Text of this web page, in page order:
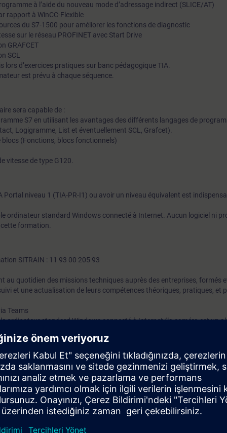
60% PratiqueParticipants max8Evaluation
acquisOuiEligible CPF ⓘNonCertificationVoir
FAPFormation à distanceModalités
à l’aide du nouveau mode d’adressage indirect (SLICE/AT)
rapport à WinCC-Flexible
du S7-1500 pour améliorer les fonctions de diagnostic
sur le réseau PROFINET avec Start Drive
GRAFCET
SCL
d’exercices pratiques sur banc pédagogique TIA.
est prévu à chaque séquence.
sera capable de :
S7 en utilisant les avantages des différents langages de
Logigramme, List et éventuellement SCL, Grafcet).
(Fonctions, blocs fonctionnels)
vitesse de type G120.
niveau 1 (TIA-PR-I1) ou avoir un niveau équivalent est
ordinateur standard Windows connecté à Internet. Aucun logiciel ni
formation.
SITRAIN : 11 93 00 205 93
au quotidien des missions techniques auprès des entreprises, formés
et une actualisation de leurs compétences théoriques, pratiques, et
Teams
ordinateur standard Windows connecté à Internet (la caméra est un
nécessaire pour profiter de cette formation.
les matériels pédagogiques (Automate, Logiciels TIA-PORTAL etc.).
de visualiser la réaction de l'équipement suite aux manipulations
à distance (à titre indicatif par binôme) :
(TIA-PORTAL, STEP7-Professional, WinCC-Advanced)